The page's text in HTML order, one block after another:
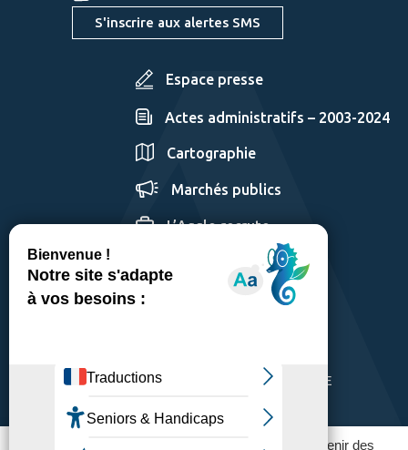
Ce site utilise des traceurs pour fonctionner et obtenir des
S'inscrire aux alertes SMS
Espace presse
Actes administratifs – 2003-2024
Cartographie
Marchés publics
L’Agglo recrute
ACCESSIBILITÉ: PARTIELLEMENT CONFORME
POLITIQUE DE CONFIDENTIALITÉ